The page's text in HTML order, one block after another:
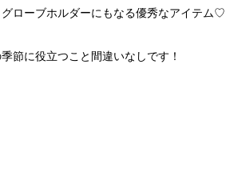
ローブホルダーにもなる優秀なアイテム♡
節に役立つこと間違いなしです！